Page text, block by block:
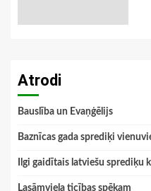
Atrodi
Bauslība un Evaņģēlijs
Baznīcas gada sprediķi
Ilgi gaidītais latviešu sprediķu
Lasāmviela ticības spēkam